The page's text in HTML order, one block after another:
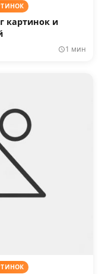
картинок и
1 мин